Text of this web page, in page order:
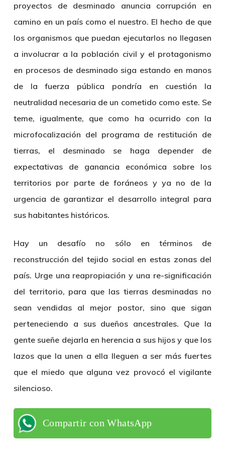
proyectos de desminado anuncia corrupción en
camino en un país como el nuestro. El hecho de que
los organismos que puedan ejecutarlos no llegasen
a involucrar a la población civil y el protagonismo
en procesos de desminado siga estando en manos
de la fuerza pública pondría en cuestión la
neutralidad necesaria de un cometido como este. Se
teme, igualmente, que como ha ocurrido con la
microfocalización del programa de restitución de
tierras, el desminado se haga depender de
expectativas de ganancia económica sobre los
territorios por parte de foráneos y ya no de la
urgencia de garantizar el desarrollo integral para
sus habitantes históricos.
Hay un desafío no sólo en términos de
reconstrucción del tejido social en estas zonas del
país. Urge una reapropiación y una re-significación
del territorio, para que las tierras desminadas no
sean vendidas al mejor postor, sino que sigan
perteneciendo a sus dueños ancestrales. Que la
gente sueñe dejarla en herencia a sus hijos y que los
lazos que la unen a ella lleguen a ser más fuertes
que el miedo que alguna vez provocó el vigilante
silencioso.
Compartir con WhatsApp